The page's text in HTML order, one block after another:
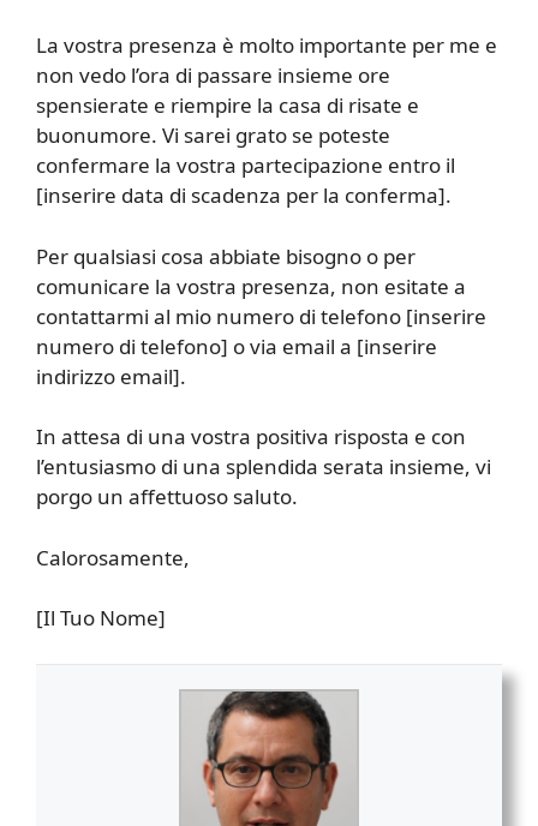
La vostra presenza è molto importante per me e
non vedo l’ora di passare insieme ore
spensierate e riempire la casa di risate e
buonumore. Vi sarei grato se poteste
confermare la vostra partecipazione entro il
[inserire data di scadenza per la conferma].
Per qualsiasi cosa abbiate bisogno o per
comunicare la vostra presenza, non esitate a
contattarmi al mio numero di telefono [inserire
numero di telefono] o via email a [inserire
indirizzo email].
In attesa di una vostra positiva risposta e con
l’entusiasmo di una splendida serata insieme, vi
porgo un affettuoso saluto.
Calorosamente,
[Il Tuo Nome]